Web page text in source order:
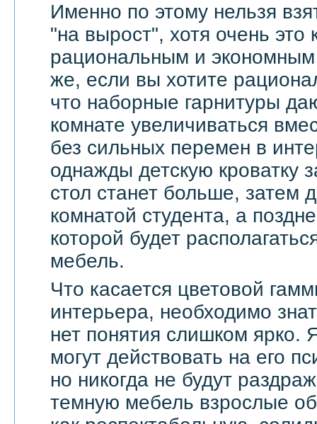
Именно по этому нельзя
"на вырост", хотя очень это
рациональным и экономным
же, если вы хотите
что наборные гарнитуры
комнате увеличиваться
без сильных перемен в
однажды детскую кроватку
стол станет больше, затем
комнатой студента, а
которой будет
мебель.
Что касается цветовой
интерьера, необходимо
нет понятия слишком ярко.
могут действовать на его
но никогда не будут
темную мебель взрослые